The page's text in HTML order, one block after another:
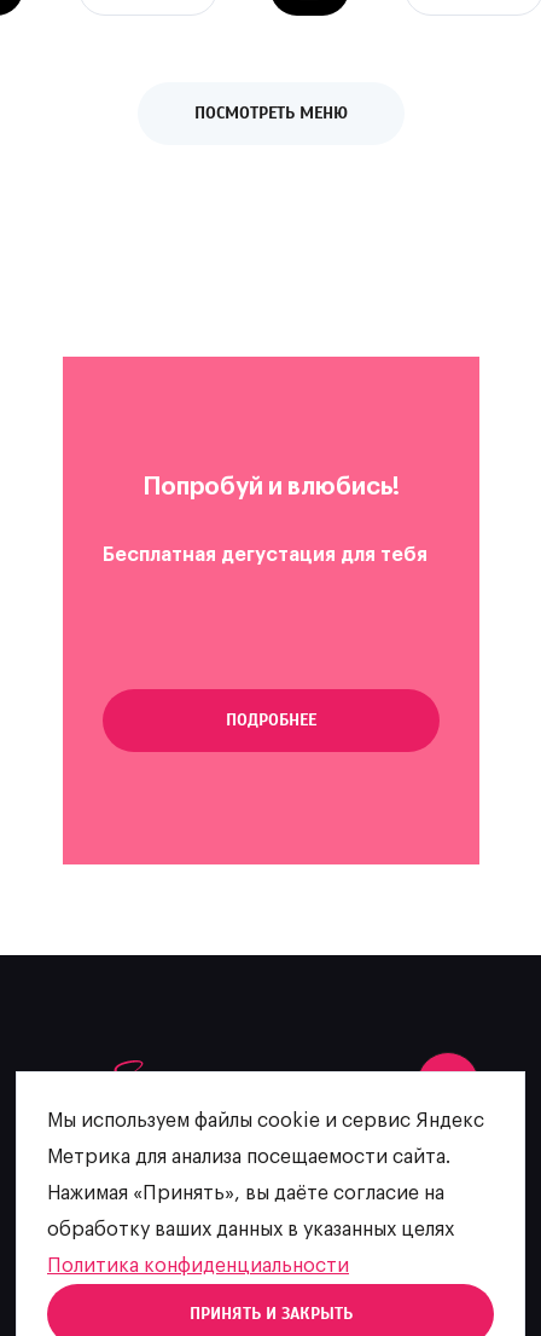
ПОСМОТРЕТЬ МЕНЮ
Попробуй и влюбись!
Бесплатная дегустация для тебя
ПОДРОБНЕЕ
escatering@mail.ru
Мы используем файлы cookie и сервис Яндекс
Метрика для анализа посещаемости сайта.
Нажимая «Принять», вы даёте согласие на
обработку ваших данных в указанных целях
Политика конфиденциальности
ПРИНЯТЬ И ЗАКРЫТЬ